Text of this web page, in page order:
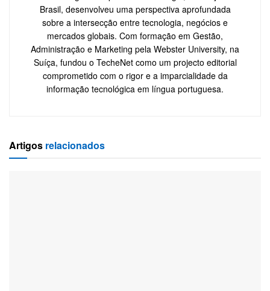
Brasil, desenvolveu uma perspectiva aprofundada
sobre a intersecção entre tecnologia, negócios e
mercados globais. Com formação em Gestão,
Administração e Marketing pela Webster University, na
Suíça, fundou o TecheNet como um projecto editorial
comprometido com o rigor e a imparcialidade da
informação tecnológica em língua portuguesa.
Artigos relacionados